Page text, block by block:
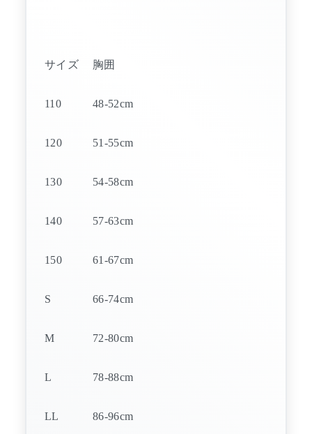
サイズ 胸囲
110 48-52cm
120 51-55cm
130 54-58cm
140 57-63cm
150 61-67cm
S 66-74cm
M 72-80cm
L 78-88cm
LL 86-96cm